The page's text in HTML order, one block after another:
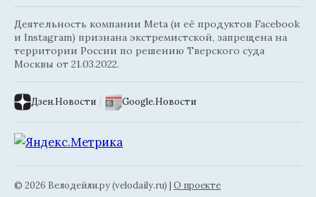
Деятельность компании Meta (и её продуктов Facebook
и Instagram) признана экстремистской, запрещена на
территории России по решению Тверского суда
Москвы от 21.03.2022.
Дзен.Новости | Google.Новости
© 2026 Велодейли.ру (velodaily.ru) | О проекте